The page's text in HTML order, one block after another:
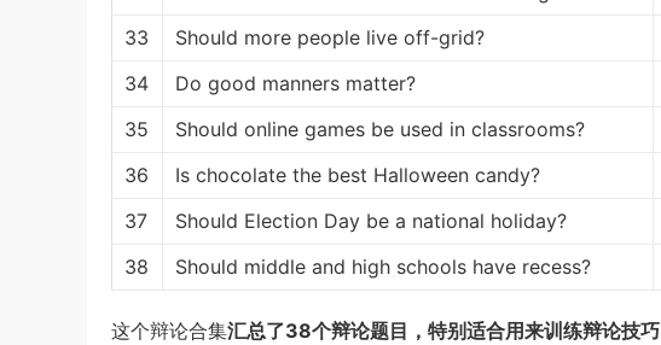
33
Should more people live off-grid?
34
Do good manners matter?
35
Should online games be used in classrooms?
36
Is chocolate the best Halloween candy?
37
Should Election Day be a national holiday?
38
Should middle and high schools have recess?
这个辩论合集汇总了38个辩论题目，特别适合用来训练辩论技巧